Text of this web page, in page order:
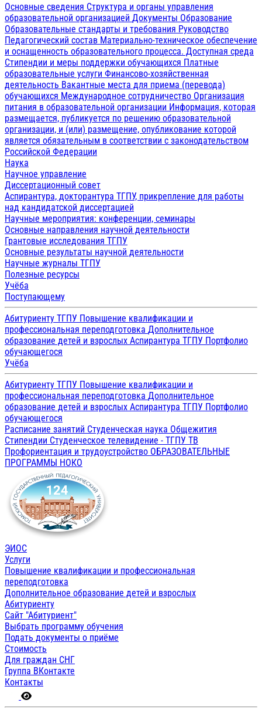
Основные сведения Структура и органы управления
образовательной организацией Документы Образование
Образовательные стандарты и требования Руководство
Педагогический состав Материально-техническое обеспечение
и оснащенность образовательного процесса. Доступная среда
Стипендии и меры поддержки обучающихся Платные
образовательные услуги Финансово-хозяйственная
деятельность Вакантные места для приема (перевода)
обучающихся Международное сотрудничество Организация
питания в образовательной организации Информация, которая
размещается, публикуется по решению образовательной
организации, и (или) размещение, опубликование которой
является обязательным в соответствии с законодательством
Российской Федерации
Наука
Научное управление
Диссертационный совет
Аспирантура, докторантура ТГПУ, прикрепление для работы
над кандидатской диссертацией
Научные мероприятия: конференции, семинары
Основные направления научной деятельности
Грантовые исследования ТГПУ
Основные результаты научной деятельности
Научные журналы ТГПУ
Полезные ресурсы
Учёба
Поступающему
Абитуриенту ТГПУ Повышение квалификации и
профессиональная переподготовка Дополнительное
образование детей и взрослых Аспирантура ТГПУ Портфолио
обучающегося
Учёба
Абитуриенту ТГПУ Повышение квалификации и
профессиональная переподготовка Дополнительное
образование детей и взрослых Аспирантура ТГПУ Портфолио
обучающегося
Расписание занятий Студенческая наука Общежития
Стипендии Студенческое телевидение - ТГПУ ТВ
Профориентация и трудоустройство ОБРАЗОВАТЕЛЬНЫЕ
ПРОГРАММЫ НОКО
ЭИОС
Услуги
Повышение квалификации и профессиональная
переподготовка
Дополнительное образование детей и взрослых
Абитуриенту
Сайт "Абитуриент"
Выбрать программу обучения
Подать документы о приёме
Стоимость
Для граждан СНГ
Группа ВКонтакте
Контакты